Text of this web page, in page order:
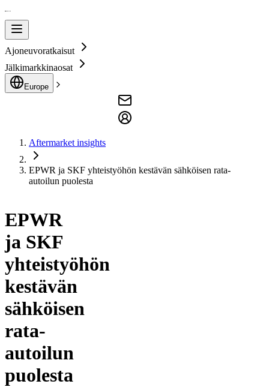
Ajoneuvoratkaisut
Jälkimarkkinaosat
Europe
Aftermarket insights
EPWR ja SKF yhteistyöhön kestävän sähköisen rata-
autoilun puolesta
EPWR
ja SKF
yhteistyöhön
kestävän
sähköisen
rata-
autoilun
puolesta